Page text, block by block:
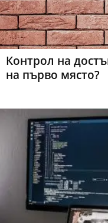
Контрол на
на първо място?